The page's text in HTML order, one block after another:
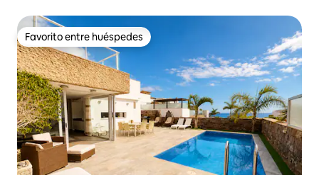
Favorito entre huéspedes
Favorito entre huéspedes